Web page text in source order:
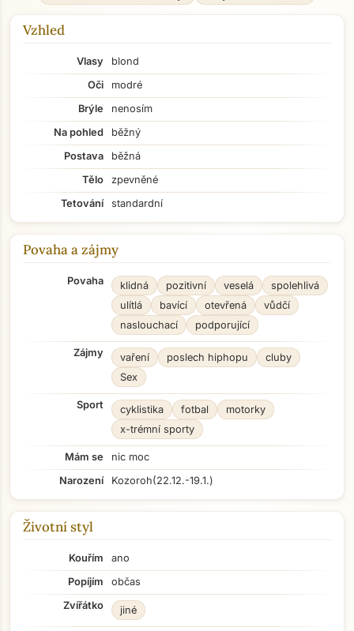
Vzhled
Vlasy
blond
Oči
modré
Brýle
nenosím
Na pohled
běžný
Postava
běžná
Tělo
zpevněné
Tetování
standardní
Povaha a zájmy
Povaha klidná pozitivní veselá
spolehlivá
ulítlá
bavící otevřená
vůdčí
naslouchací
podporující
Zájmy vaření poslech hiphopu
cluby
Sex
Sport cyklistika fotbal
motorky
x-trémní sporty
Mám se
nic moc
Narození
Kozoroh(22.12.-19.1.)
Životní styl
Kouřím
ano
Popíjím
občas
Zvířátko
jiné